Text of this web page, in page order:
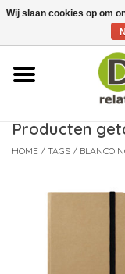
Over ons
Contact
Nieuws
Producten
HOME / TAGS / BLANCO
Wij slaan cookies op om